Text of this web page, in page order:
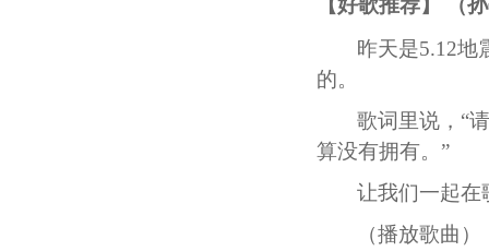
【好歌推荐】 （
昨天是5.12地
的。
歌词里说，“
算没有拥有。”
让我们一起在
（播放歌曲）